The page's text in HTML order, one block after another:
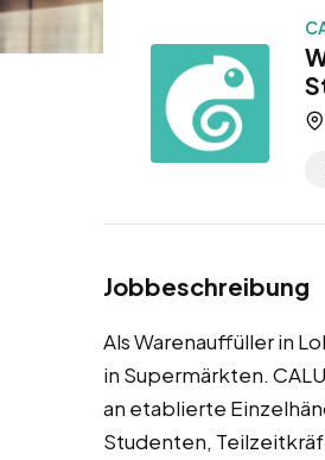
Jobbeschreibung
Als Warenauffüller in
in Supermärkten.
an etablierte
Studenten,